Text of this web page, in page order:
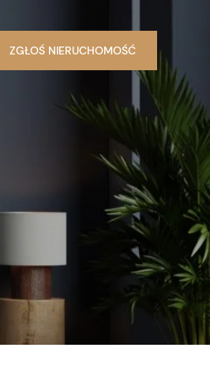
ZGŁOŚ NIERUCHOMOŚĆ